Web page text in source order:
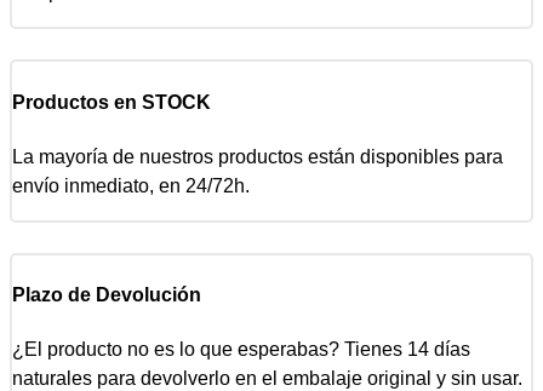
Productos en STOCK
La mayoría de nuestros productos están disponibles para
envío inmediato, en 24/72h.
Plazo de Devolución
¿El producto no es lo que esperabas? Tienes 14 días
naturales para devolverlo en el embalaje original y sin usar.